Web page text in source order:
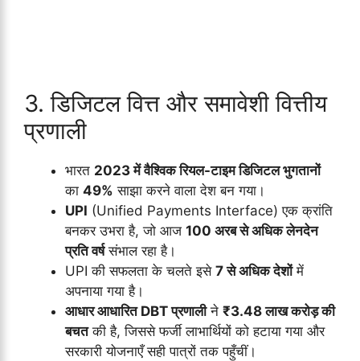
3. डिजिटल वित्त और समावेशी वित्तीय
प्रणाली
भारत 2023 में वैश्विक रियल-टाइम डिजिटल भुगतानों
का 49% साझा करने वाला देश बन गया।
UPI (Unified Payments Interface) एक क्रांति
बनकर उभरा है, जो आज 100 अरब से अधिक लेनदेन
प्रति वर्षसंभाल रहा है।
UPI की सफलता के चलते इसे 7 से अधिक देशोंमें
अपनाया गया है।
आधार आधारित DBT प्रणालीने ₹3.48 लाख करोड़ की
बचतकी है, जिससे फर्जी लाभार्थियों को हटाया गया और
सरकारी योजनाएँ सही पात्रों तक पहुँचीं।